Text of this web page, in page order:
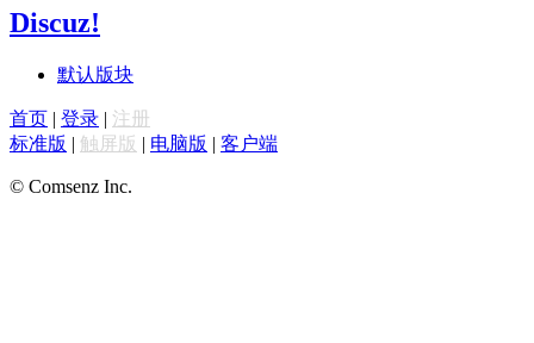
Discuz!
默认版块
首页 | 登录 | 注册
标准版 | 触屏版 | 电脑版 | 客户端
© Comsenz Inc.